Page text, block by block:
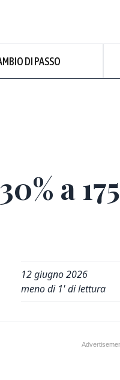
DI PASSO
Sereno
a 175
12 giugno 2026
meno di 1' di lettura